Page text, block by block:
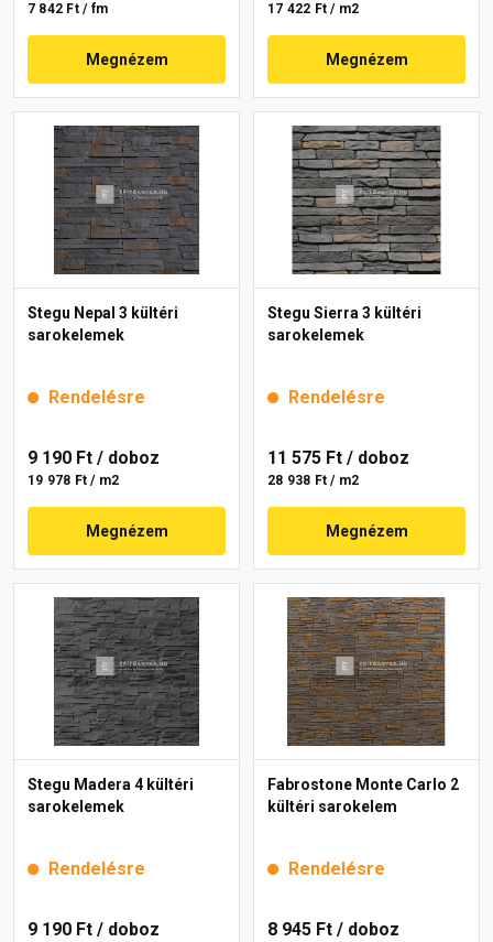
7 842 Ft / fm
Megnézem
17 422 Ft / m2
Megnézem
Stegu Nepal 3 kültéri
sarokelemek
Rendelésre
9 190 Ft / doboz
19 978 Ft / m2
Megnézem
Stegu Sierra 3 kültéri
sarokelemek
Rendelésre
11 575 Ft / doboz
28 938 Ft / m2
Megnézem
Stegu Madera 4 kültéri
sarokelemek
Rendelésre
9 190 Ft / doboz
Fabrostone Monte Carlo 2
kültéri sarokelem
Rendelésre
8 945 Ft / doboz